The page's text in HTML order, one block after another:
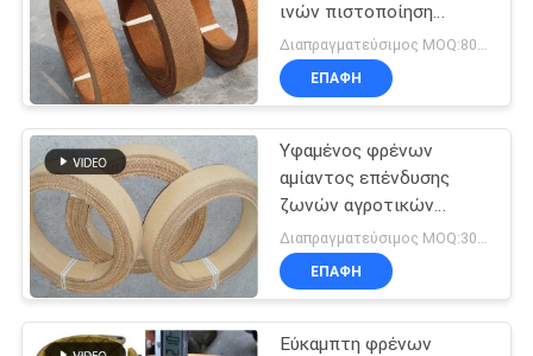
ΠΟΙΟΤΙΚΌΣ
ΈΛΕΓΧΟΣ
ΜΑΣ
ΕΛΆΤΕ
ΣΕ
ΕΠΑΦΉ
ΜΕ
ινών πιστοποίηση
Relining
ΕΠΑΦΉ
Υφαμένος φρένων
αμίαντος επένδυσης
ζωνών αγροτικών
τρακτέρ ελεύθερος για
το τρακτέρ ΦΊΑΤ 480
ΕΠΑΦΉ
Εύκαμπτη φρένων